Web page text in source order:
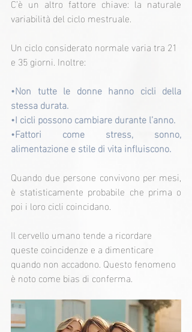
variabilità del ciclo mestruale.
Un ciclo considerato normale varia tra 21
e 35 giorni. Inoltre:
•Non tutte le donne hanno cicli della
stessa durata.
•I cicli possono cambiare durante l’anno.
•Fattori come stress, sonno,
alimentazione e stile di vita influiscono.
Quando due persone convivono per mesi,
è statisticamente probabile che prima o
poi i loro cicli coincidano.
Il cervello umano tende a ricordare
queste coincidenze e a dimenticare
quando non accadono. Questo fenomeno
è noto come bias di conferma.